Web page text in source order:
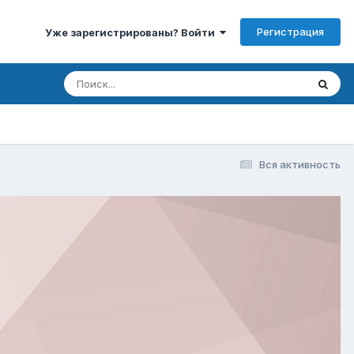
Уже зарегистрированы? Войти Регистрация
Вся активность